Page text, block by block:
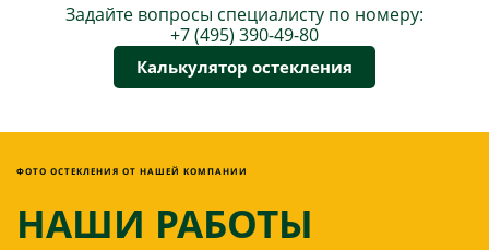
Задайте вопросы специалисту по номеру:
+7 (495) 390-49-80
Калькулятор остекления
ФОТО ОСТЕКЛЕНИЯ ОТ НАШЕЙ КОМПАНИИ
НАШИ РАБОТЫ